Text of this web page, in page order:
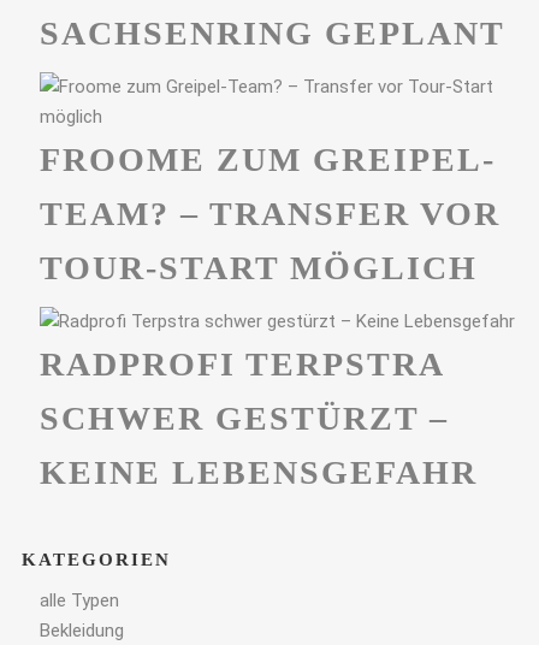
ACHSENRING GEPLANT
FROOME ZUM GREIPEL-
TEAM? – TRANSFER VOR
TOUR-START MÖGLICH
RADPROFI TERPSTRA
SCHWER GESTÜRZT –
KEINE LEBENSGEFAHR
KATEGORIEN
alle Typen
Bekleidung